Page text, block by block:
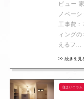
ビュー
ノベー
工事費：
ィング
えるフ…
>> 続きを見
住まいコラム